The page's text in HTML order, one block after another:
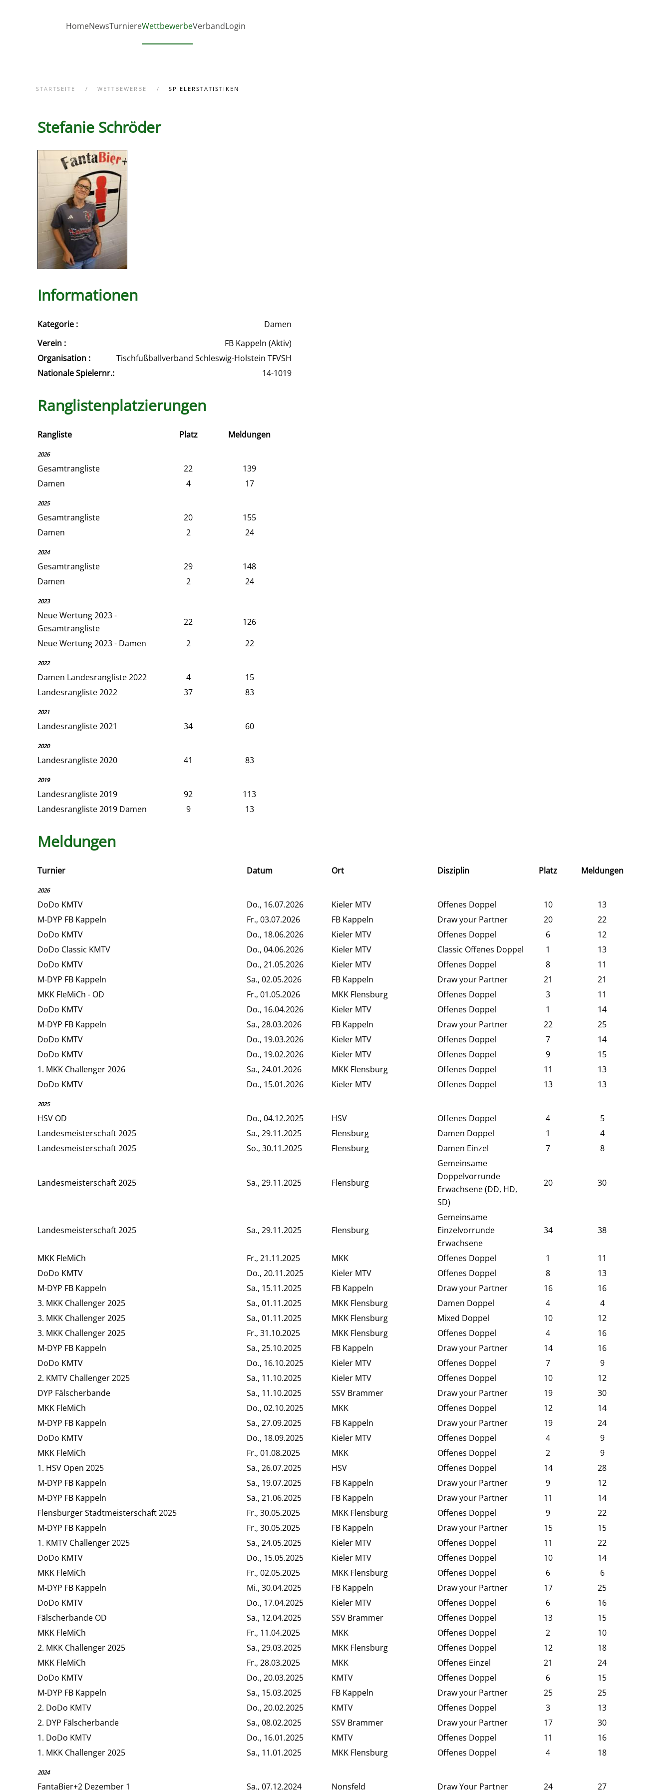
Zum Hauptinhalt springen
HomeNewsTurniereWettbewerbeVerbandLogin
STARTSEITE WETTBEWERBE SPIELERSTATISTIKEN
Stefanie Schröder
Informationen
Kategorie :
Damen
Verein :
FB Kappeln (Aktiv)
Organisation :
Tischfußballverband Schleswig-Holstein TFVSH
Nationale Spielernr.:
14-1019
Ranglistenplatzierungen
Rangliste Platz Meldungen
2026
Gesamtrangliste 22
139
Damen
4 17
2025
Gesamtrangliste 20
155
Damen
2 24
2024
Gesamtrangliste 29
148
Damen
2 24
2023
Neue Wertung 2023 -
Gesamtrangliste
22
126
Neue Wertung 2023 - Damen
2 22
2022
Damen Landesrangliste 2022 4
15
Landesrangliste 2022
37 83
2021
Landesrangliste 2021 34 60
2020
Landesrangliste 2020 41 83
2019
Landesrangliste 2019 92
113
Landesrangliste 2019 Damen
9 13
Meldungen
Turnier Datum Ort Disziplin Platz Meldungen
2026
DoDo KMTV Do., 16.07.2026 Kieler MTV Offenes Doppel 10
13
M-DYP FB Kappeln
Fr., 03.07.2026 FB Kappeln Draw your Partner 20
22
DoDo KMTV
Do., 18.06.2026 Kieler MTV Offenes Doppel 6
12
DoDo Classic KMTV
Do., 04.06.2026 Kieler MTV Classic Offenes Doppel 1
13
DoDo KMTV
Do., 21.05.2026 Kieler MTV Offenes Doppel 8
11
M-DYP FB Kappeln
Sa., 02.05.2026 FB Kappeln Draw your Partner 21
21
MKK FleMiCh - OD
Fr., 01.05.2026 MKK Flensburg Offenes Doppel 3
11
DoDo KMTV
Do., 16.04.2026 Kieler MTV Offenes Doppel 1
14
M-DYP FB Kappeln
Sa., 28.03.2026 FB Kappeln Draw your Partner 22
25
DoDo KMTV
Do., 19.03.2026 Kieler MTV Offenes Doppel 7
14
DoDo KMTV
Do., 19.02.2026 Kieler MTV Offenes Doppel 9
15
1. MKK Challenger 2026
Sa., 24.01.2026 MKK Flensburg Offenes Doppel 11
13
DoDo KMTV
Do., 15.01.2026 Kieler MTV Offenes Doppel 13 13
2025
HSV OD Do., 04.12.2025 HSV Offenes Doppel 4
5
Landesmeisterschaft 2025
Sa., 29.11.2025 Flensburg Damen Doppel 1
4
Landesmeisterschaft 2025
So., 30.11.2025 Flensburg Damen Einzel 7 8
Landesmeisterschaft 2025 Sa., 29.11.2025 Flensburg
Gemeinsame
Doppelvorrunde
Erwachsene (DD, HD,
SD)
20 30
Landesmeisterschaft 2025 Sa., 29.11.2025 Flensburg
Gemeinsame
Einzelvorrunde
Erwachsene
34 38
MKK FleMiCh Fr., 21.11.2025 MKK Offenes Doppel 1
11
DoDo KMTV
Do., 20.11.2025 Kieler MTV Offenes Doppel 8
13
M-DYP FB Kappeln
Sa., 15.11.2025 FB Kappeln Draw your Partner 16
16
3. MKK Challenger 2025
Sa., 01.11.2025 MKK Flensburg Damen Doppel 4
4
3. MKK Challenger 2025
Sa., 01.11.2025 MKK Flensburg Mixed Doppel 10
12
3. MKK Challenger 2025
Fr., 31.10.2025 MKK Flensburg Offenes Doppel 4
16
M-DYP FB Kappeln
Sa., 25.10.2025 FB Kappeln Draw your Partner 14
16
DoDo KMTV
Do., 16.10.2025 Kieler MTV Offenes Doppel 7
9
2. KMTV Challenger 2025
Sa., 11.10.2025 Kieler MTV Offenes Doppel 10
12
DYP Fälscherbande
Sa., 11.10.2025 SSV Brammer Draw your Partner 19
30
MKK FleMiCh
Do., 02.10.2025 MKK Offenes Doppel 12
14
M-DYP FB Kappeln
Sa., 27.09.2025 FB Kappeln Draw your Partner 19
24
DoDo KMTV
Do., 18.09.2025 Kieler MTV Offenes Doppel 4
9
MKK FleMiCh
Fr., 01.08.2025 MKK Offenes Doppel 2
9
1. HSV Open 2025
Sa., 26.07.2025 HSV Offenes Doppel 14
28
M-DYP FB Kappeln
Sa., 19.07.2025 FB Kappeln Draw your Partner 9
12
M-DYP FB Kappeln
Sa., 21.06.2025 FB Kappeln Draw your Partner 11
14
Flensburger Stadtmeisterschaft 2025
Fr., 30.05.2025 MKK Flensburg Offenes Doppel 9
22
M-DYP FB Kappeln
Fr., 30.05.2025 FB Kappeln Draw your Partner 15
15
1. KMTV Challenger 2025
Sa., 24.05.2025 Kieler MTV Offenes Doppel 11
22
DoDo KMTV
Do., 15.05.2025 Kieler MTV Offenes Doppel 10
14
MKK FleMiCh
Fr., 02.05.2025 MKK Flensburg Offenes Doppel 6
6
M-DYP FB Kappeln
Mi., 30.04.2025 FB Kappeln Draw your Partner 17
25
DoDo KMTV
Do., 17.04.2025 Kieler MTV Offenes Doppel 6
16
Fälscherbande OD
Sa., 12.04.2025 SSV Brammer Offenes Doppel 13
15
MKK FleMiCh
Fr., 11.04.2025 MKK Offenes Doppel 2
10
2. MKK Challenger 2025
Sa., 29.03.2025 MKK Flensburg Offenes Doppel 12
18
MKK FleMiCh
Fr., 28.03.2025 MKK Offenes Einzel 21
24
DoDo KMTV
Do., 20.03.2025 KMTV Offenes Doppel 6
15
M-DYP FB Kappeln
Sa., 15.03.2025 FB Kappeln Draw your Partner 25
25
2. DoDo KMTV
Do., 20.02.2025 KMTV Offenes Doppel 3
13
2. DYP Fälscherbande
Sa., 08.02.2025 SSV Brammer Draw your Partner 17
30
1. DoDo KMTV
Do., 16.01.2025 KMTV Offenes Doppel 11
16
1. MKK Challenger 2025
Sa., 11.01.2025 MKK Flensburg Offenes Doppel 4 18
2024
FantaBier+2 Dezember 1 Sa., 07.12.2024 Nonsfeld Draw Your Partner 24 27